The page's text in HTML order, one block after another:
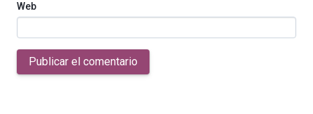
Web
Publicar el comentario